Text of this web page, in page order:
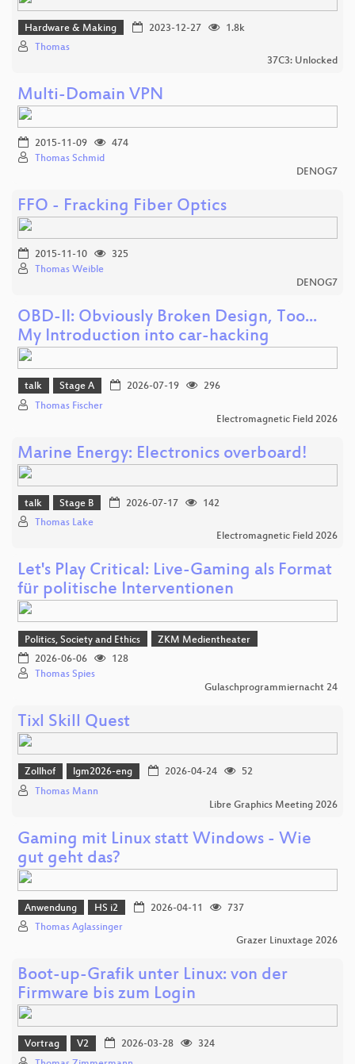
Hardware & Making 2023-12-27
1.8k
Thomas
37C3: Unlocked
Multi-Domain VPN
2015-11-09
474
Thomas Schmid
DENOG7
FFO - Fracking Fiber Optics
2015-11-10
325
Thomas Weible
DENOG7
OBD-II: Obviously Broken Design, Too...
My Introduction into car-hacking
talk Stage A 2026-07-19
296
Thomas Fischer
Electromagnetic Field 2026
Marine Energy: Electronics overboard!
talk Stage B 2026-07-17
142
Thomas Lake
Electromagnetic Field 2026
Let's Play Critical: Live-Gaming als Format
für politische Interventionen
Politics, Society and Ethics
ZKM Medientheater
2026-06-06
128
Thomas Spies
Gulaschprogrammiernacht 24
Tixl Skill Quest
Zollhof lgm2026-eng 2026-04-24
52
Thomas Mann
Libre Graphics Meeting 2026
Gaming mit Linux statt Windows - Wie
gut geht das?
Anwendung HS i2 2026-04-11
737
Thomas Aglassinger
Grazer Linuxtage 2026
Boot-up-Grafik unter Linux: von der
Firmware bis zum Login
Vortrag V2 2026-03-28
324